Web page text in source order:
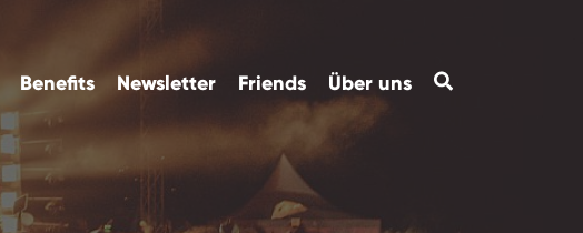
Benefits Newsletter Friends Über uns